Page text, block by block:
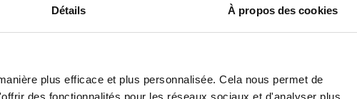
Détails À propos des cookies
plus efficace et plus personnalisée. Cela nous permet de
des fonctionnalités pour les réseaux sociaux et d'analyser plus